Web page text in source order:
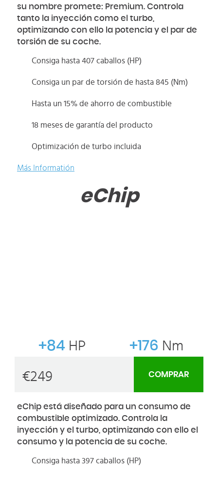
su nombre promete: Premium. Controla
tanto la inyección como el turbo,
optimizando con ello la potencia y el par de
torsión de su coche.
Consiga hasta 407 caballos (HP)
Consiga un par de torsión de hasta 845 (Nm)
Hasta un 15% de ahorro de combustible
18 meses de garantía del producto
Optimización de turbo incluida
Más Informatión
eChip
+84 HP +176 Nm
€249 COMPRAR
eChip está diseñado para un consumo de
combustible optimizado. Controla la
inyección y el turbo, optimizando con ello el
consumo y la potencia de su coche.
Consiga hasta 397 caballos (HP)